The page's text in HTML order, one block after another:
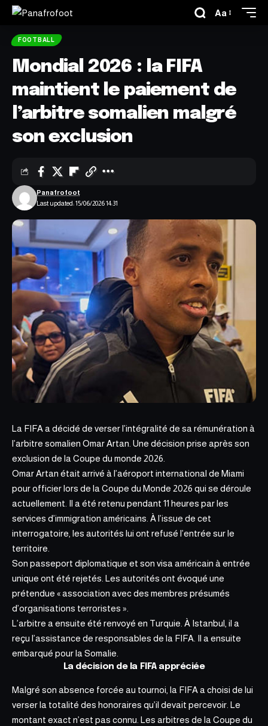
Aa
FOOTBALL
Mondial 2026 : la FIFA
maintient le paiement de
l’arbitre somalien malgré
son exclusion
Last updated: 15/06/2026 14:31
Panafrofoot
La FIFA a décidé de verser l’intégralité de sa rémunération à
l’arbitre somalien Omar Artan. Une décision prise après son
exclusion de la Coupe du monde 2026.
Omar Artan était arrivé à l’aéroport international de Miami
pour officier lors de la Coupe du Monde 2026 qui se déroule
actuellement. Il a été retenu pendant 11 heures par les
services d’immigration américains. À l’issue de cet
interrogatoire, les autorités lui ont refusé l’entrée sur le
territoire.
Son passeport diplomatique et son visa américain à entrée
unique ont été rejetés. Les autorités ont évoqué une
prétendue « association avec des membres présumés
d’organisations terroristes ».
L’arbitre a ensuite été renvoyé en Turquie. À Istanbul, il a
reçu l’assistance de responsables de la FIFA. Il a ensuite
embarqué pour la Somalie.
La décision de la FIFA appréciée
Malgré son absence forcée au tournoi, la FIFA a choisi de lui
verser la totalité des honoraires qu’il devait percevoir. Le
montant exact n’est pas connu. Les arbitres de la Coupe du